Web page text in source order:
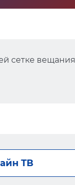
сетке вещания
ТВ